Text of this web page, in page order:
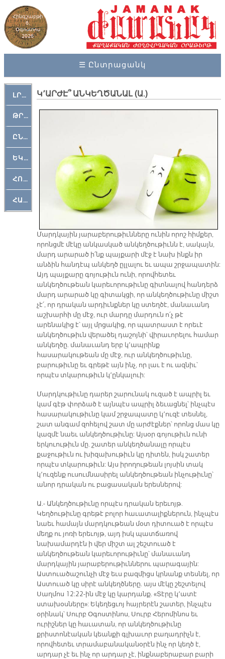
Հինգշաբթի
6,
Օգոստոս
2026
☰ Ընտրացանկ
ԼՐԱՀՈՍ
ԹՐՔԱՀԱՅ ԿԵԱՆՔ
ԸՆԿԵՐԱՄՇԱԿՈՒԹԱՅԻՆ
ԵԿԵՂԵՑԱԿԱՆ
ՀՈԳԵՄՏԱՒՈՐ
ՀԱՐԹԱԿ
Կ՚ԱՐԺԷ՞ ԱՆԿԵՂԾԱՆԱԼ (Ա.)
Մարդկային յարաբերութիւնները ունին որոշ հիմքեր,
որոնցմէ մէկը անկասկած անկեղծութիւնն է, սակայն,
մարդ արարած ի՛նք պայքարի մէջ է նախ ինքն իր
անձին հանդէպ անկեղծ ըլլալու եւ ապա շրջապատին:
Այդ պայքարը գոյութիւն ունի, որովհետեւ
անկեղծութեան կարեւորութիւնը գիտնալով հանդերձ
մարդ արարած կը գիտակցի, որ անկեղծութիւնը միշտ
չէ՛, որ դրական արդիւնքներ կը ստեղծէ, մանաւանդ
աշխարհի մը մէջ, ուր մարդը մարդուն ո՛չ թէ
արենակից է՝ այլ մրցակից, որ պատրաստ է որեւէ
անկեղծութիւն վերածել դաշոյնի՝ վիրաւորելու համար
անկեղծը. մանաւանդ երբ կ՚ապրինք
հասարակութեան մը մէջ, ուր անկեղծութիւնը,
բարութիւնը եւ գրեթէ այն ինչ, որ լաւ է ու ազնիւ՝
որպէս տկարութիւն կ՚ընկալուի:
Մարդկութիւնը դարեր շարունակ ուզած է ապրիլ եւ
կամ գէթ փորձած է այնպէս ապրիլ ձեւացնել՝ ինչպէս
հասարակութիւնը կամ շրջապատը կ՚ուզէ տեսնել,
շատ անգամ զոհելով շատ մը արժէքներ՝ որոնց մաս կը
կազմէ նաեւ անկեղծութիւնը: Այսօր գոյութիւն ունի
երկուութիւն մը. շատեր անկեղծանալը որպէս
քաջութիւն ու խիզախութիւն կը դիտեն, իսկ շատեր
որպէս տկարութիւն: Այս իրողութեան լոյսին տակ
կ՚ուզենք ուսումնասիրել անկեղծութեան ինչութիւնը՝
անոր դրական ու բացասական երեսներով:
Ա.- Անկեղծութիւնը որպէս դրական երեւոյթ.
Կեղծութիւնը գրեթէ բոլոր հաւատալիքներուն, ինչպէս
նաեւ համայն մարդկութեան մօտ դիտուած է որպէս
մեղք ու յոռի երեւոյթ, այդ իսկ պատճառով
նախամարդէն ի վեր միշտ ալ շեշտուած է
անկեղծութեան կարեւորութիւնը՝ մանաւանդ
մարդկային յարաբերութիւններու պարագային:
Աստուածաշունչի մէջ եւս բազմիցս կրնանք տեսնել, որ
Աստուած կը սիրէ անկեղծները. այս մէկը շեշտելով
Սաղմոս 12:22-ին մէջ կը կարդանք. «Տէրը կ՚ատէ
ստախօսները»: Եկեղեցւոյ հայրերէն շատեր, ինչպէս
օրինակ՝ Սուրբ Օգոստինոս, Սուրբ Հերոմինոս եւ
ուրիշներ կը հաւատան, որ անկեղծութիւնը
քրիստոնէական կեանքի գլխաւոր բաղադրիչն է,
որովհետեւ տրամաբանականօրէն ինչ որ կեղծ է,
արդար չէ եւ ինչ որ արդար չէ, ինքնաբերաբար բարի